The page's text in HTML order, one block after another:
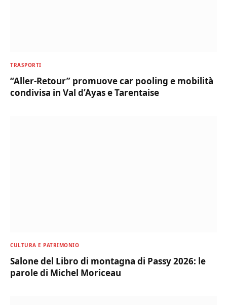
TRASPORTI
“Aller-Retour” promuove car pooling e mobilità
condivisa in Val d’Ayas e Tarentaise
CULTURA E PATRIMONIO
Salone del Libro di montagna di Passy 2026: le
parole di Michel Moriceau